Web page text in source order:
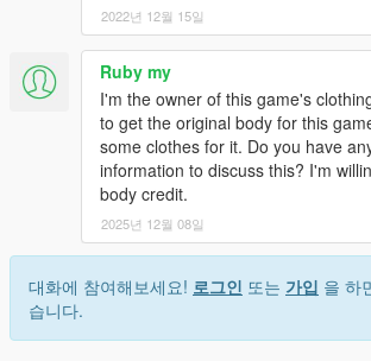
2022년 12월 15일
Ruby my
I'm the owner of this game's
to get the original body for this
some clothes for it. Do you have
information to discuss this? I'm
body credit.
2025년 12월 08일
대화에 참여해보세요! 로그인 또는 가입 을 하
습니다.